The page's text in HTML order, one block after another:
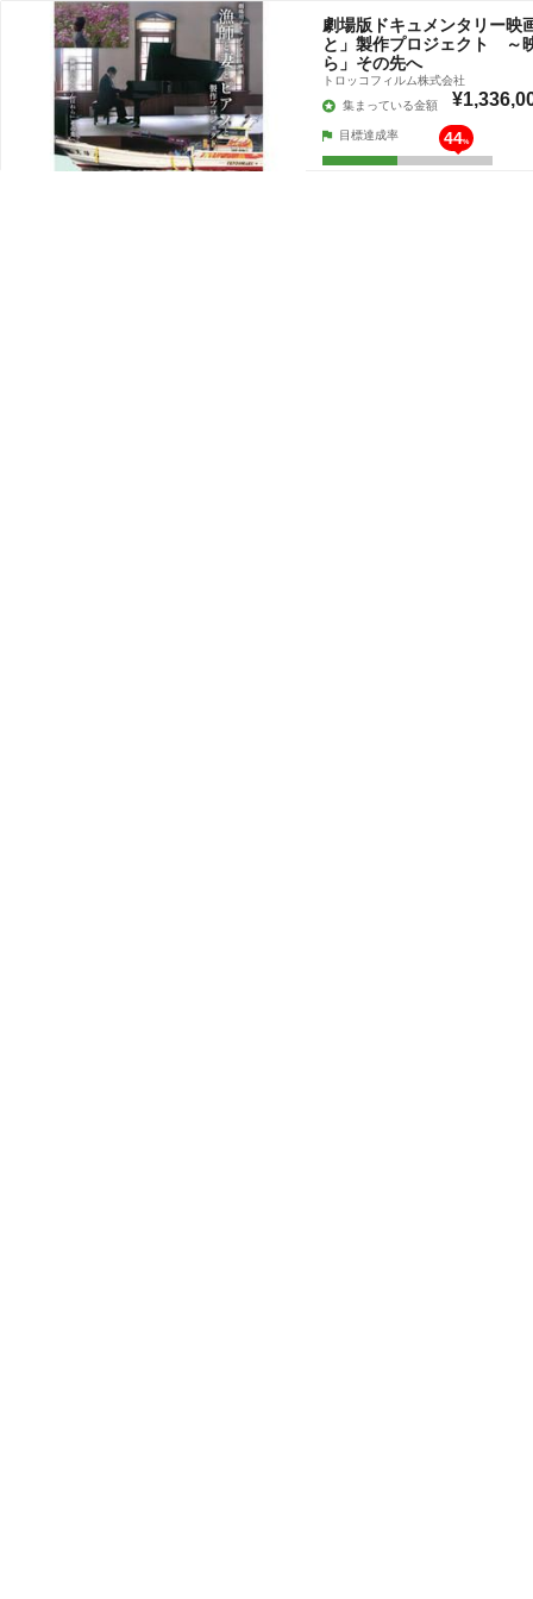
劇場版ドキュメンタリー映
と」製作プロジェクト ～
ら」その先へ
トロッコフィルム株式会社
集まっている金額
目標達成率 44%